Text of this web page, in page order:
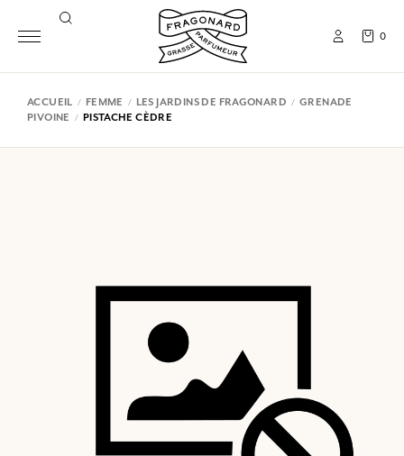
0
ACCUEIL FEMME LES JARDINS DE FRAGONARD
GRENADE
PIVOINE
PISTACHE CÈDRE